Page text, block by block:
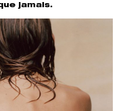
jamais.